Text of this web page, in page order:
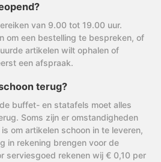
van 9.00 tot 19.00 uur.
om een bestelling te bespreken, of
artikelen wilt ophalen of
een afspraak.
terug?
buffet- en statafels moet alles
Soms zijn er omstandigheden
om artikelen schoon in te leveren,
in rekening brengen voor de
serviesgoed rekenen wij € 0,10 per